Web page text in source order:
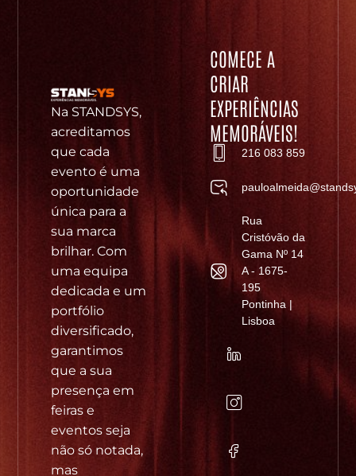
Na STANDSYS,
acreditamos
que cada
evento é uma
oportunidade
única para a
sua marca
brilhar. Com
uma equipa
dedicada e um
portfólio
diversificado,
garantimos
que a sua
presença em
feiras e
eventos seja
não só notada,
mas
COMECE A
CRIAR
EXPERIÊNCIAS
MEMORÁVEIS!
216 083 859
Rua
Cristóvão da
Gama Nº 14
A - 1675-
195
Pontinha |
Lisboa